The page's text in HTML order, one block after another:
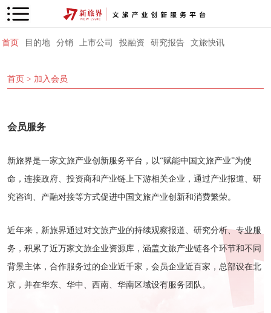
首页 目的地 分销 上市公司 投融资 研究报告 文旅快讯
首页 > 加入会员
会员服务
新旅界是一家文旅产业创新服务平台，以“赋能中国文旅产业”为使
命，连接政府、投资商和产业链上下游相关企业，通过产业报道、研
究咨询、产融对接等方式促进中国文旅产业创新和消费繁荣。
近年来，新旅界通过对文旅产业的持续观察报道、研究分析、专业服
务，积累了近万家文旅企业资源库，涵盖文旅产业链各个环节和不同
背景主体，合作服务过的企业近千家，会员企业近百家，总部设在北
京，并在华东、华中、西南、华南区域设有服务团队。